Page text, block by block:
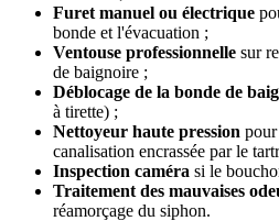
Furet manuel ou électrique
bonde et l'évacuation ;
Ventouse professionnelle sur
de baignoire ;
Déblocage de la bonde de
à tirette) ;
Nettoyeur haute pression
canalisation encrassée par le
Inspection caméra si le
Traitement des mauvaises
réamorçage du siphon.